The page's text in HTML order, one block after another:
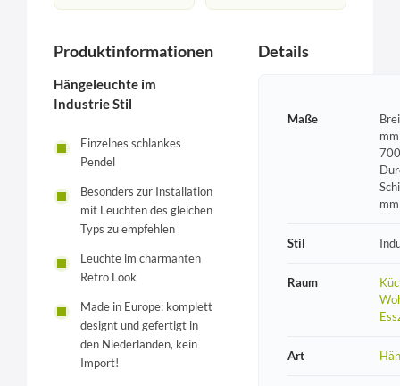
Produktinformationen
Hängeleuchte im
Industrie Stil
Einzelnes schlankes
Pendel
Besonders zur Installation
mit Leuchten des gleichen
Typs zu empfehlen
Leuchte im charmanten
Retro Look
Made in Europe: komplett
designt und gefertigt in
den Niederlanden, kein
Import!
Details
Maße
mm
Stil
Raum
Art